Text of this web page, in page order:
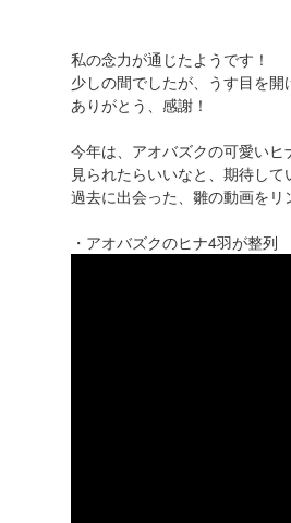
私の念力が通じたようです！
少しの間でしたが、うす目を開
ありがとう、感謝！
今年は、アオバズクの可愛いヒ
見られたらいいなと、期待して
過去に出会った、雛の動画をリ
・アオバズクのヒナ4羽が整列